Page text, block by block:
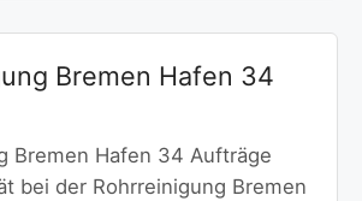
Bremen Hafen 34
Bremen Hafen 34 Aufträge
bei der Rohrreinigung Bremen